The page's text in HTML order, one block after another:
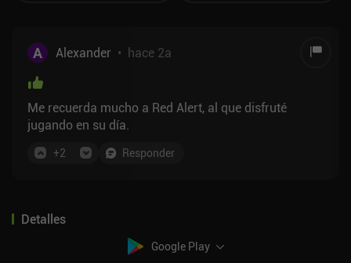
A Alexander • hace 2a
Me recuerda mucho a Red Alert, al que disfruté
jugando en su día.
+2 Responder
Detalles
Google Play